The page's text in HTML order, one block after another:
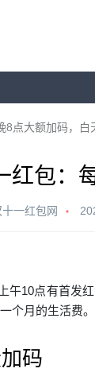
8点大额加码，白
红包：
十一红包网
午10点有首发
个月的生活费。
码